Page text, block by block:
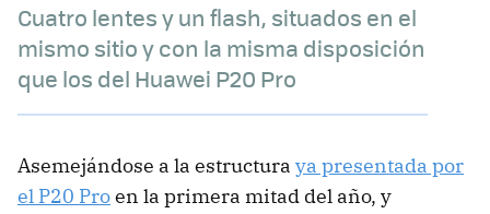
Cuatro lentes y un flash, situados en el
mismo sitio y con la misma disposición
que los del Huawei P20 Pro
Asemejándose a la estructura ya presentada por
el P20 Proen la primera mitad del año, y